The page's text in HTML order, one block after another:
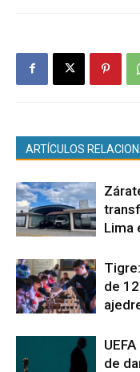
ARTÍCULOS
Lima
de
de